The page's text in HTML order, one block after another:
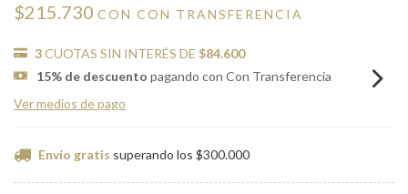
$215.730 CON CON TRANSFERENCIA
3CUOTAS SIN INTERÉS DE $84.600
15% de descuento pagando con Con Transferencia
Ver medios de pago
Envío gratis superando los $300.000